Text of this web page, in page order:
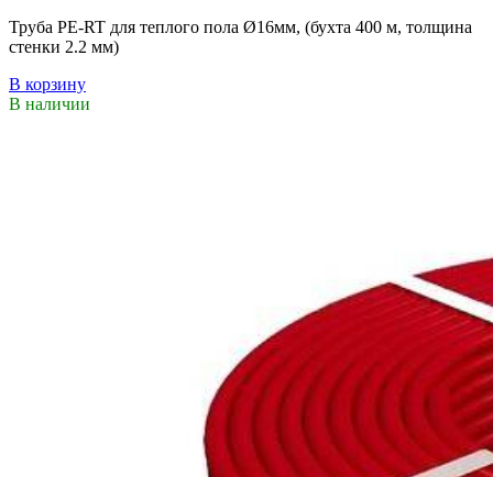
Труба PE-RT для теплого пола Ø16мм, (бухта 400 м, толщина
стенки 2.2 мм)
В корзину
В наличии